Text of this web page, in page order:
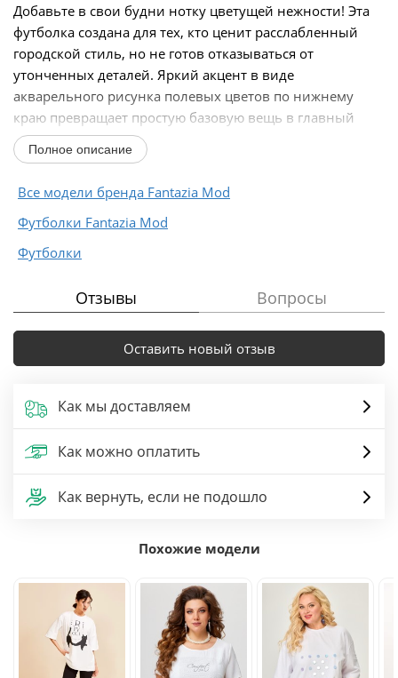
Добавьте в свои будни нотку цветущей нежности! Эта
футболка создана для тех, кто ценит расслабленный
городской стиль, но не готов отказываться от
утонченных деталей. Яркий акцент в виде
акварельного рисунка полевых цветов по нижнему
краю превращает простую базовую вещь в главный
элемент...
Полное описание
Все модели бренда Fantazia Mod
Футболки Fantazia Mod
Футболки
Отзывы Вопросы
Оставить новый отзыв
Как мы доставляем
Как можно оплатить
Как вернуть, если не подошло
Похожие модели